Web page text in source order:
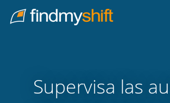
Inicio
Supervisa las